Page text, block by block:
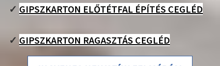
✓ GIPSZKARTON ELŐTÉTFAL ÉPÍTÉS CEGLÉD
✓ GIPSZKARTON RAGASZTÁS CEGLÉD